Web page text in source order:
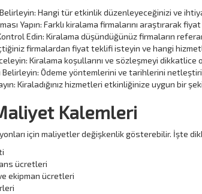
Belirleyin: Hangi tür etkinlik düzenleyeceğinizi ve
Yapın: Farklı kiralama firmalarını araştırarak
Edin: Kiralama düşündüğünüz firmaların
firmalardan fiyat teklifi isteyin ve hangi
Kiralama koşullarını ve sözleşmeyi dikkatlice
Belirleyin: Ödeme yöntemlerini ve tarihlerini
Kiraladığınız hizmetleri etkinliğinize uygun bir
Kalemleri
için maliyetler değişkenlik gösterebilir. İşte
ücretleri
ekipman ücretleri